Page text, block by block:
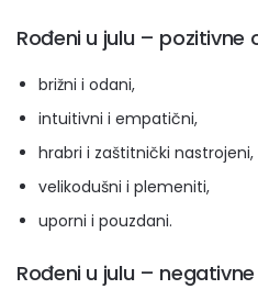
Rođeni u julu – pozitivne
brižni i odani,
intuitivni i empatični,
hrabri i zaštitnički nastrojeni,
velikodušni i plemeniti,
uporni i pouzdani.
Rođeni u julu –